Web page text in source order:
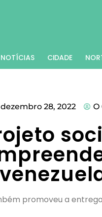
CIDADE
dezembro 28, 2022 O
promoveu a